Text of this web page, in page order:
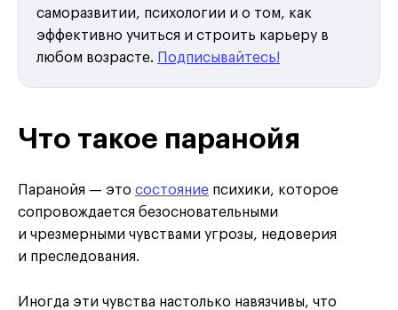
саморазвитии, психологии и о том, как
эффективно учиться и строить карьеру в
любом возрасте. Подписывайтесь!
Что такое паранойя
Паранойя — это состояние психики, которое
сопровождается безосновательными
и чрезмерными чувствами угрозы, недоверия
и преследования.
Иногда эти чувства настолько навязчивы, что